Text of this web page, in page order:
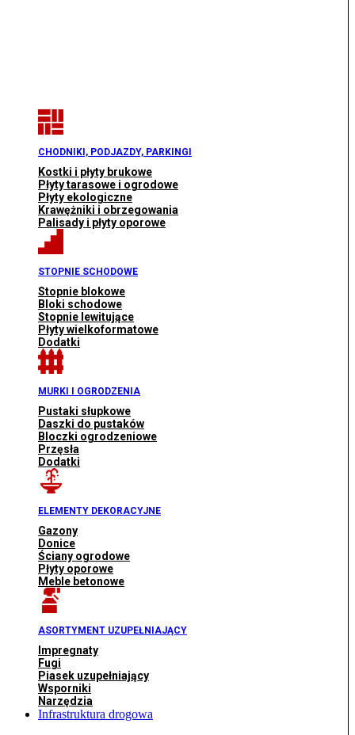
CHODNIKI, PODJAZDY, PARKINGI
Kostki i płyty brukowe
Płyty tarasowe i ogrodowe
Płyty ekologiczne
Krawężniki i obrzegowania
Palisady i płyty oporowe
STOPNIE SCHODOWE
Stopnie blokowe
Bloki schodowe
Stopnie lewitujące
Płyty wielkoformatowe
Dodatki
MURKI I OGRODZENIA
Pustaki słupkowe
Daszki do pustaków
Bloczki ogrodzeniowe
Przęsła
Dodatki
ELEMENTY DEKORACYJNE
Gazony
Donice
Ściany ogrodowe
Płyty oporowe
Meble betonowe
ASORTYMENT UZUPEŁNIAJĄCY
Impregnaty
Fugi
Piasek uzupełniający
Wsporniki
Narzędzia
Infrastruktura drogowa